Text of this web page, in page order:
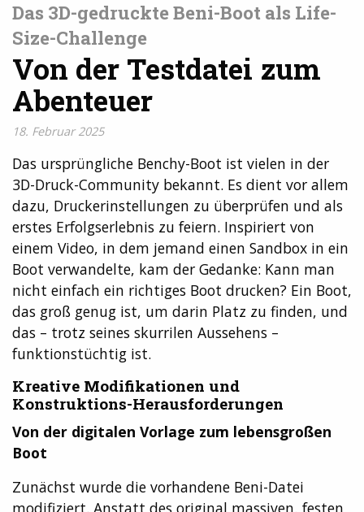
Das 3D-gedruckte Beni-Boot als Life-
Size-Challenge
Von der Testdatei zum
Abenteuer
18. Februar 2025
Das ursprüngliche Benchy-Boot ist vielen in der
3D-Druck-Community bekannt. Es dient vor allem
dazu, Druckerinstellungen zu überprüfen und als
erstes Erfolgserlebnis zu feiern. Inspiriert von
einem Video, in dem jemand einen Sandbox in ein
Boot verwandelte, kam der Gedanke: Kann man
nicht einfach ein richtiges Boot drucken? Ein Boot,
das groß genug ist, um darin Platz zu finden, und
das – trotz seines skurrilen Aussehens –
funktionstüchtig ist.
Kreative Modifikationen und
Konstruktions-Herausforderungen
Von der digitalen Vorlage zum lebensgroßen
Boot
Zunächst wurde die vorhandene Beni-Datei
modifiziert. Anstatt des original massiven, festen